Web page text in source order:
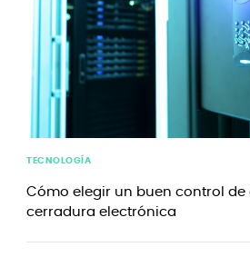
TECNOLOGÍA
Cómo elegir un buen control de
cerradura electrónica